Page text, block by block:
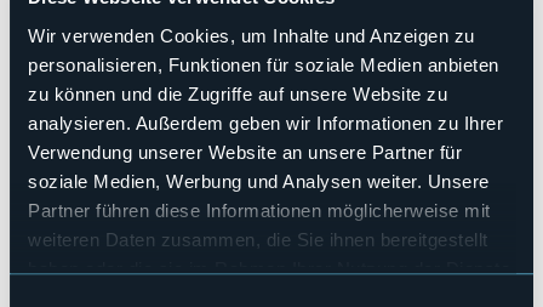
Wir verwenden Cookies, um Inhalte und Anzeigen zu
personalisieren, Funktionen für soziale Medien anbieten
zu können und die Zugriffe auf unsere Website zu
analysieren. Außerdem geben wir Informationen zu Ihrer
Verwendung unserer Website an unsere Partner für
soziale Medien, Werbung und Analysen weiter. Unsere
Partner führen diese Informationen möglicherweise mit
weiteren Daten zusammen, die Sie ihnen bereitgestellt
haben oder die sie im Rahmen Ihrer Nutzung der Dienste
No
Kongresshalle
No
Hallenbad
Sì
Haustiere erlaubt
Sì
Anzahl der Zimmer
64
Anzahl der Betten